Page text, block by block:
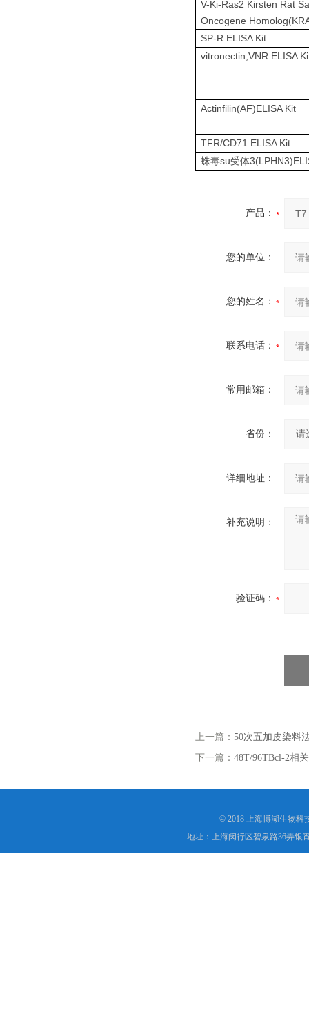
V-Ki-Ras2 Kirsten Rat
Oncogene
SP-R ELISA Kit
vitronectin,VNR ELISA
Actinfilin(AF)ELISA Kit
TFR/CD71 ELISA Kit
蛛毒su受体
产品：
您的单位：
您的姓名：
联系电话：
常用邮箱：
省份：
详细地址：
补充说明：
验证码：
上一篇： 50次五加皮染料
下一篇： 48T/96TBcl-2相
© 2018 上海博湖生物科
地址：上海闵行区碧泉路36弄银